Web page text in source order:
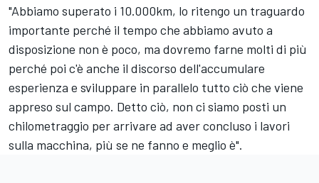
"Abbiamo superato i 10.000km, lo ritengo un traguardo
importante perché il tempo che abbiamo avuto a
disposizione non è poco, ma dovremo farne molti di più
perché poi c'è anche il discorso dell'accumulare
esperienza e sviluppare in parallelo tutto ciò che viene
appreso sul campo. Detto ciò, non ci siamo posti un
chilometraggio per arrivare ad aver concluso i lavori
sulla macchina, più se ne fanno e meglio è".